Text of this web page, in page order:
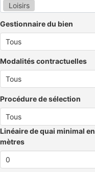
Loisirs
Gestionnaire du bien
Modalités contractuelles
Procédure de sélection
Linéaire de quai minimal en
mètres